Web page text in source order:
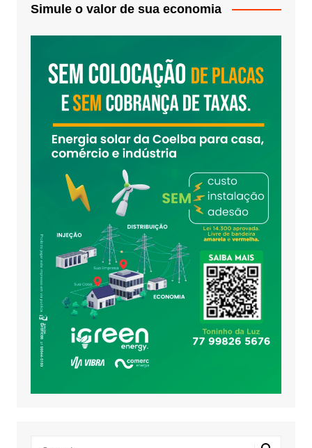
Simule o valor de sua economia